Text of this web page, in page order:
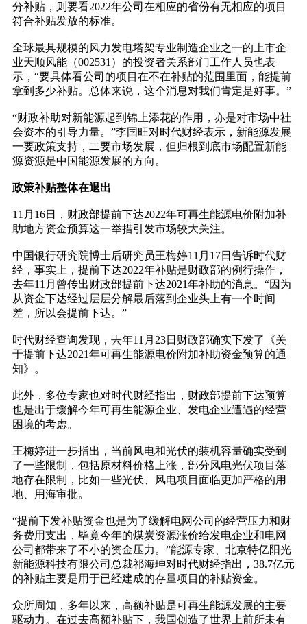
分补贴，则要看2022年公司在相应的省份有无相应的项目
符合补贴发放的标准。
全球最具规模的风力发电塔架专业制造企业之一的上市企
业天顺风能（002531）的投资者关系部门工作人员也表
示，“要具体看公司的项目在不在补贴的范围里面，能提前
拿到多少补贴。总体来说，这个消息对我们肯定是好事。”
“财政补助对新能源起到锦上添花的作用，亦是对市场中社
会资本的引导力量。”李国旺对时代财经表示，新能源发展
一要政策支持，二要市场发展，但归根到底市场配置新能
源资源是中国能源发展的方向。
政策补贴整体在退出
11月16日，财政部提前下达2022年可再生能源电价附加补
助地方资金预算这一举措引发市场较大关注。
中国银行研究院博士后研究员王梅婷11月17日告诉时代财
经，事实上，提前下达2022年补贴是财政部的例行操作，
去年11月曾传出财政部提前下达2021年补助的消息。“因为
从资金下达经过层层分解最后落到企业头上有一个时间
差，所以会提前下达。”
时代财经查询发现，去年11月23日财政部确实下发了《关
于提前下达2021年可再生能源电价附加补助资金预算的通
知》。
此外，多位专家也对时代财经指出，财政部提前下达预算
也是出于缓解今年可再生能源企业、发电企业遭遇的经营
困境的考虑。
王梅婷进一步指出，当前风电和光伏的装机容量确实受到
了一些限制，包括原材料价格上涨，部分风电光伏项目落
地存在限制，比如一些光伏、风电项目面临更加严格的用
地、用海审批。
“提前下发补贴资金也是为了缓解电网公司的经营压力和财
务费用支出，毕竟今年的煤炭资源涨价给发电企业和电网
公司都带来了不小的资金压力。”能源专家、北京特亿阳光
新能源科技有限公司总裁祁海珅对时代财经指出，38.7亿元
的补贴主要是用于已经建成的存量项目的补贴资金。
众所周知，多年以来，高额补贴是可再生能源发展的主要
驱动力。在过去高额补贴下，我国创造了世界上前所未有